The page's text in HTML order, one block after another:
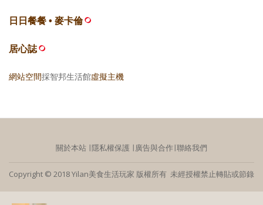
日日餐餐 • 麥卡倫
居心誌
網站空間採智邦生活館虛擬主機
關於本站 ∣隱私權保護 ∣ 廣告與合作∣聯絡我們
Copyright © 2018 Yilan美食生活玩家 版權所有 未經授權禁止轉貼或節錄